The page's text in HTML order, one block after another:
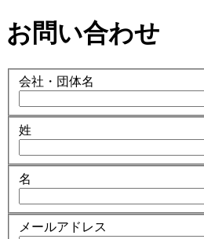
お問い合わせ
会社・団体名
姓
名
メールアドレス